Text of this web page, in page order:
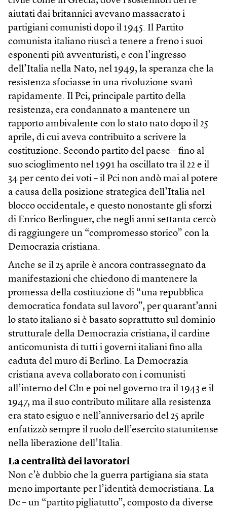
aiutati dai britannici avevano massacrato i
partigiani comunisti dopo il 1945. Il Partito
comunista italiano riuscì a tenere a freno i suoi
esponenti più avventuristi, e con l’ingresso
dell’Italia nella Nato, nel 1949, la speranza che la
resistenza sfociasse in una rivoluzione svanì
rapidamente. Il Pci, principale partito della
resistenza, era condannato a mantenere un
rapporto ambivalente con lo stato nato dopo il 25
aprile, di cui aveva contribuito a scrivere la
costituzione. Secondo partito del paese – fino al
suo scioglimento nel 1991 ha oscillato tra il 22 e il
34 per cento dei voti – il Pci non andò mai al potere
a causa della posizione strategica dell’Italia nel
blocco occidentale, e questo nonostante gli sforzi
di Enrico Berlinguer, che negli anni settanta cercò
di raggiungere un “compromesso storico” con la
Democrazia cristiana.
Anche se il 25 aprile è ancora contrassegnato da
manifestazioni che chiedono di mantenere la
promessa della costituzione di “una repubblica
democratica fondata sul lavoro”, per quarant’anni
lo stato italiano si è basato soprattutto sul dominio
strutturale della Democrazia cristiana, il cardine
anticomunista di tutti i governi italiani fino alla
caduta del muro di Berlino. La Democrazia
cristiana aveva collaborato con i comunisti
all’interno del Cln e poi nel governo tra il 1943 e il
1947, ma il suo contributo militare alla resistenza
era stato esiguo e nell’anniversario del 25 aprile
enfatizzò sempre il ruolo dell’esercito statunitense
nella liberazione dell’Italia.
La centralità dei lavoratori
Non c’è dubbio che la guerra partigiana sia stata
meno importante per l’identità democristiana. La
Dc – un “partito pigliatutto”, composto da diverse